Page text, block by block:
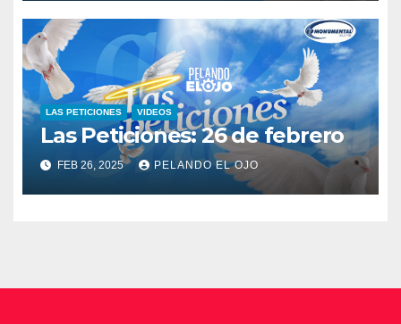
LAS PETICIONES VIDEOS
Las Peticiones: 26 de febrero
FEB 26, 2025 PELANDO EL OJO